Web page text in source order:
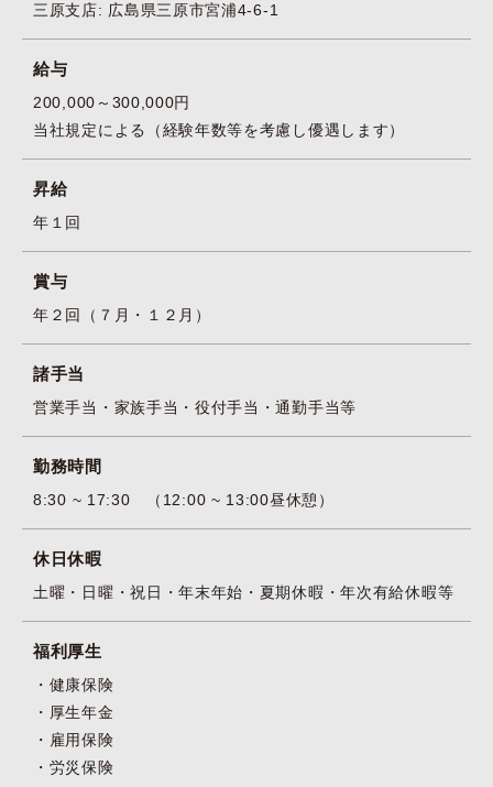
三原支店: 広島県三原市宮浦4-6-1
給与
200,000～300,000円
当社規定による（経験年数等を考慮し優遇します）
昇給
年１回
賞与
年２回（７月・１２月）
諸手当
営業手当・家族手当・役付手当・通勤手当等
勤務時間
8:30 ~ 17:30 （12:00 ~ 13:00昼休憩）
休日休暇
土曜・日曜・祝日・年末年始・夏期休暇・年次有給休暇等
福利厚生
健康保険
厚生年金
雇用保険
労災保険